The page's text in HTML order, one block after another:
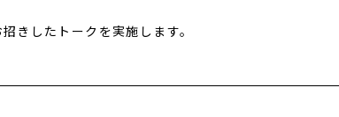
きしたトークを実施します。